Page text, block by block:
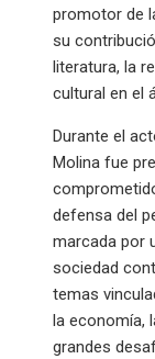
promotor de
su
literatura, la
cultural en el
Durante el
Molina fue
defensa del
marcada por
sociedad
temas
la economía,
grandes